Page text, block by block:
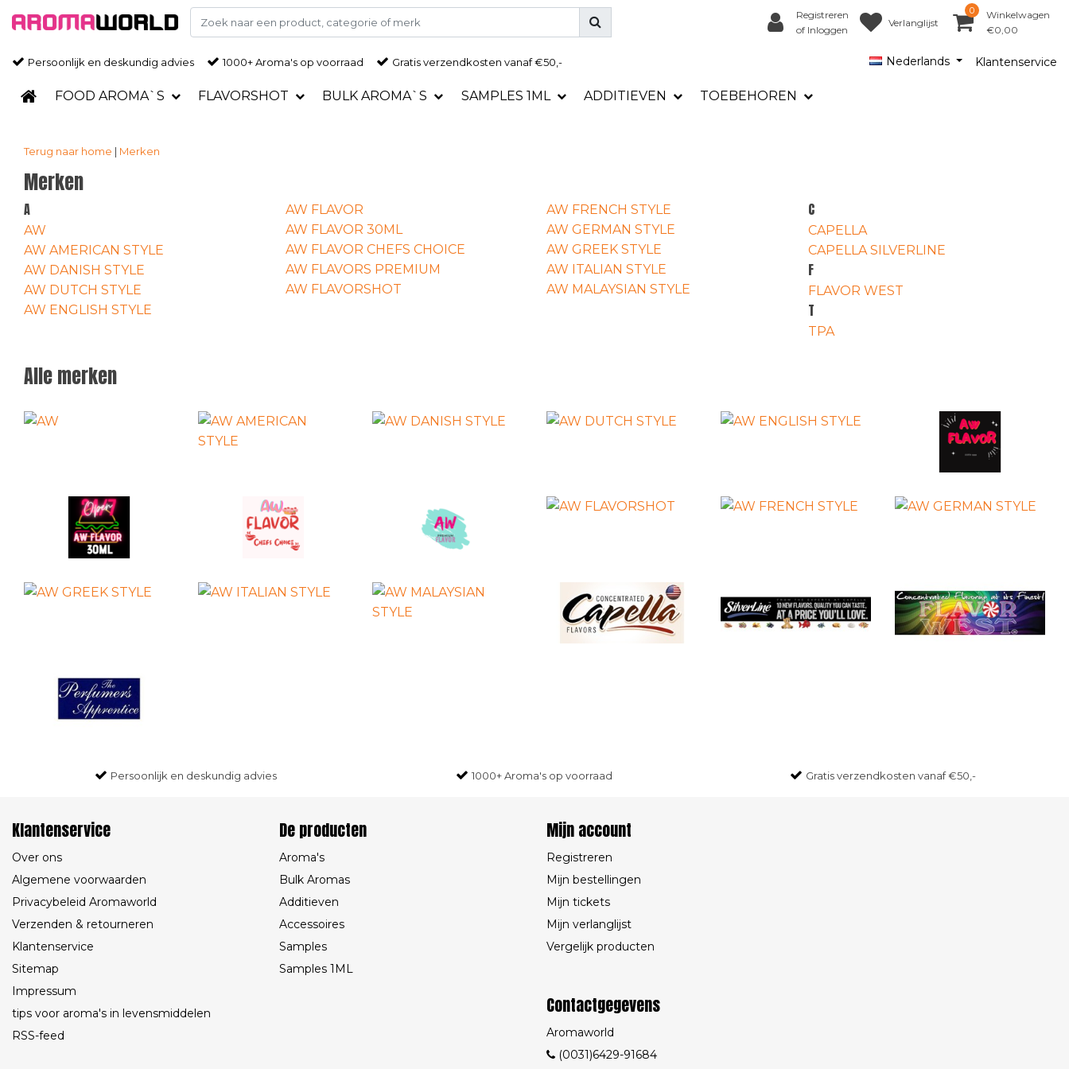
Registreren
of Inloggen
Verlanglijst
0
Winkelwagen
€0,00
Persoonlijk en deskundig advies 1000+ Aroma's op voorraad Gratisverzendkosten vanaf €50,- Nederlands Klantenservice
FOOD AROMA`S FLAVORSHOT BULK AROMA`S SAMPLES 1ML ADDITIEVEN TOEBEHOREN
Terug naar home | Merken
Merken
A
AW
AW AMERICAN STYLE
AW DANISH STYLE
AW DUTCH STYLE
AW ENGLISH STYLE
AW FLAVOR
AW FLAVOR 30ML
AW FLAVOR CHEFS CHOICE
AW FLAVORS PREMIUM
AW FLAVORSHOT
AW FRENCH STYLE
AW GERMAN STYLE
AW GREEK STYLE
AW ITALIAN STYLE
AW MALAYSIAN STYLE
C
CAPELLA
CAPELLA SILVERLINE
F
FLAVOR WEST
T
TPA
Alle merken
Persoonlijk en deskundig advies 1000+ Aroma's op voorraad Gratisverzendkosten vanaf €50,-
Klantenservice
Over ons
Algemene voorwaarden
Privacybeleid Aromaworld
Verzenden & retourneren
Klantenservice
Sitemap
Impressum
tips voor aroma's in levensmiddelen
RSS-feed
De producten
Aroma's
Bulk Aromas
Additieven
Accessoires
Samples
Samples 1ML
Mijn account
Registreren
Mijn bestellingen
Mijn tickets
Mijn verlanglijst
Vergelijk producten
Contactgegevens
Aromaworld
(0031)6429-91684